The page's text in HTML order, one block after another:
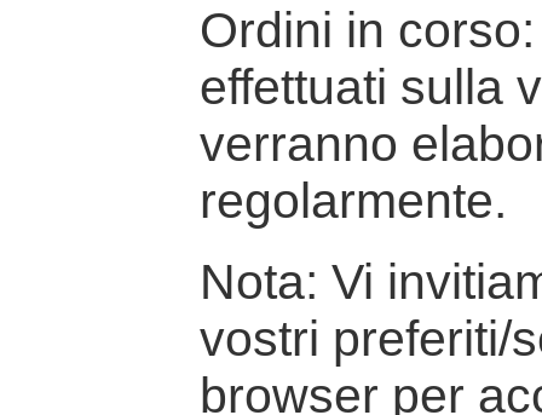
Ordini in
effettuati sulla
verranno
regolarmente.
Nota: Vi
vostri preferiti/
browser per